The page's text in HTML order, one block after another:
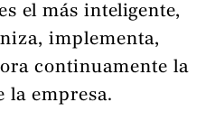
el más inteligente,
implementa,
continuamente la
la empresa.